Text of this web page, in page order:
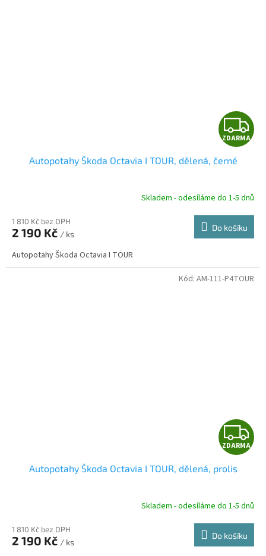
Z
D
R
ZDARMA
Autopotahy Škoda Octavia I TOUR, dělená, černé
Skladem - odesíláme do 1-5 dnů
1 810 Kč bez DPH
2 190 Kč / ks
Do košíku
Autopotahy Škoda Octavia I TOUR
Z
D
R
ZDARMA
Autopotahy Škoda Octavia I TOUR, dělená, prolis
Skladem - odesíláme do 1-5 dnů
1 810 Kč bez DPH
2 190 Kč / ks
Do košíku
Kód: AM-111-P4TOUR